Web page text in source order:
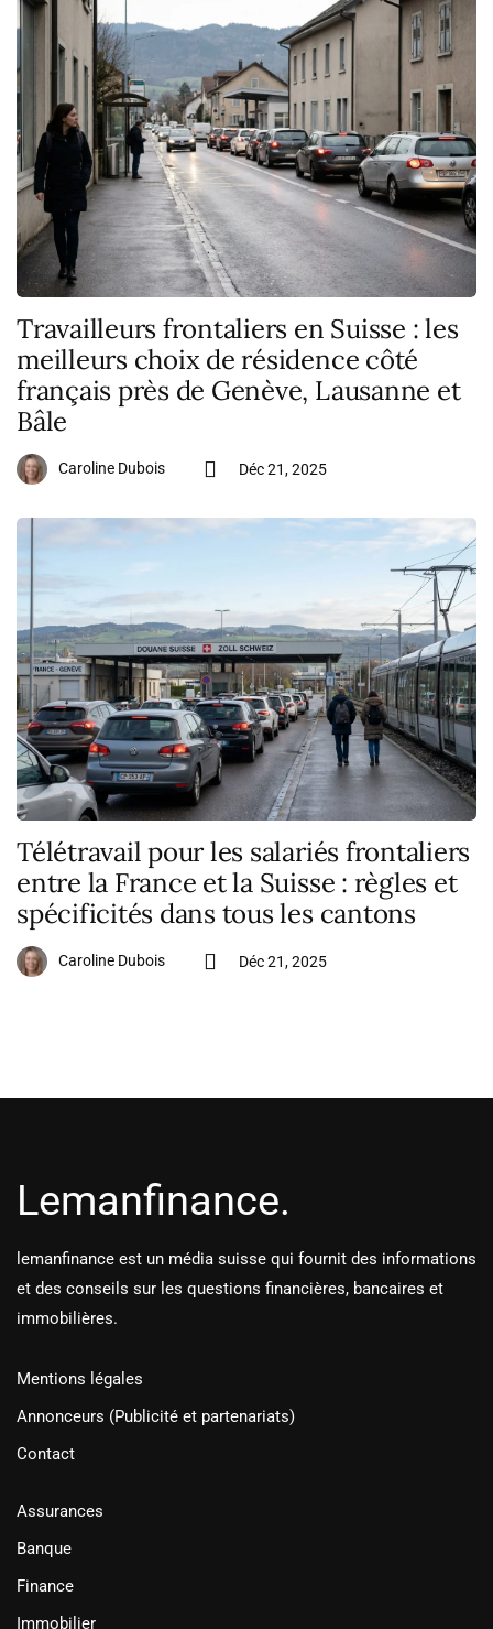
Travailleurs frontaliers en Suisse : les
meilleurs choix de résidence côté
français près de Genève, Lausanne et
Bâle
Caroline Dubois Déc 21, 2025
Télétravail pour les salariés frontaliers
entre la France et la Suisse : règles et
spécificités dans tous les cantons
Caroline Dubois Déc 21, 2025
Lemanfinance.
lemanfinance est un média suisse qui fournit des informations
et des conseils sur les questions financières, bancaires et
immobilières.
Mentions légales
Annonceurs (Publicité et partenariats)
Contact
Assurances
Banque
Finance
Immobilier